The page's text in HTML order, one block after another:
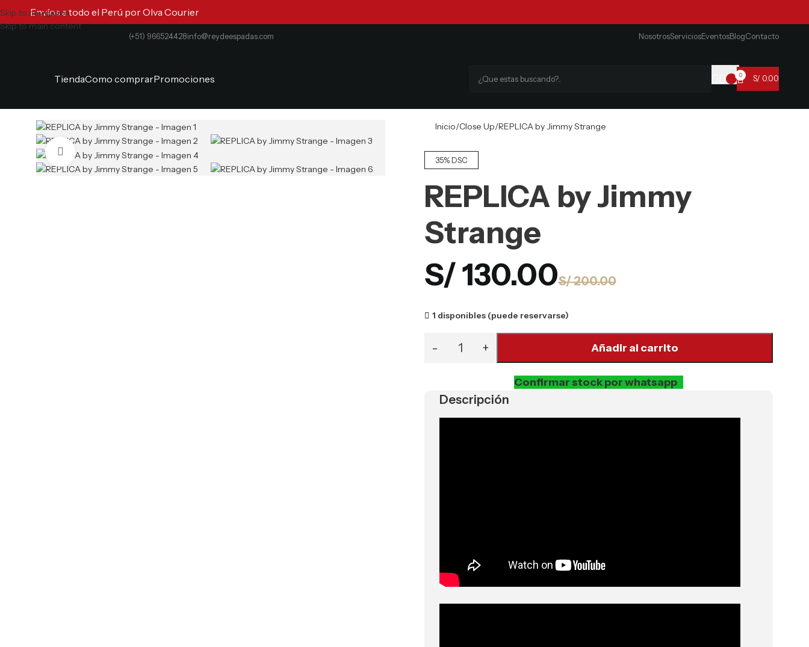
Skip to navigation
Skip to main content
Envíos a todo el Perú por Olva Courier
(+51) 966524428info@reydeespadas.com NosotrosServiciosEventosBlogContacto
TiendaComo comprarPromociones 0 S/ 0.00
Clic para ampliar
Inicio Close Up REPLICA by Jimmy Strange
35% DSC
REPLICA by Jimmy
Strange
S/200.00
S/130.00
1 disponibles (puede reservarse)
Añadir al carrito
Confirmar stock por whatsapp
Descripción